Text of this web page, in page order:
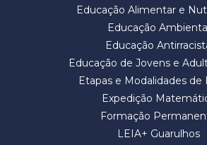
Educação Alimentar e
Educação Ambiental
Educação
Educação de Jovens e
Etapas e Modalidades de
Expedição
Formação
LEIA+ Guarulhos